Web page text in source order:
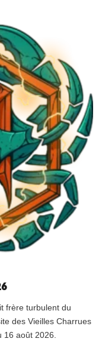
frère turbulent du
des Vieilles Charrues
août 2026.